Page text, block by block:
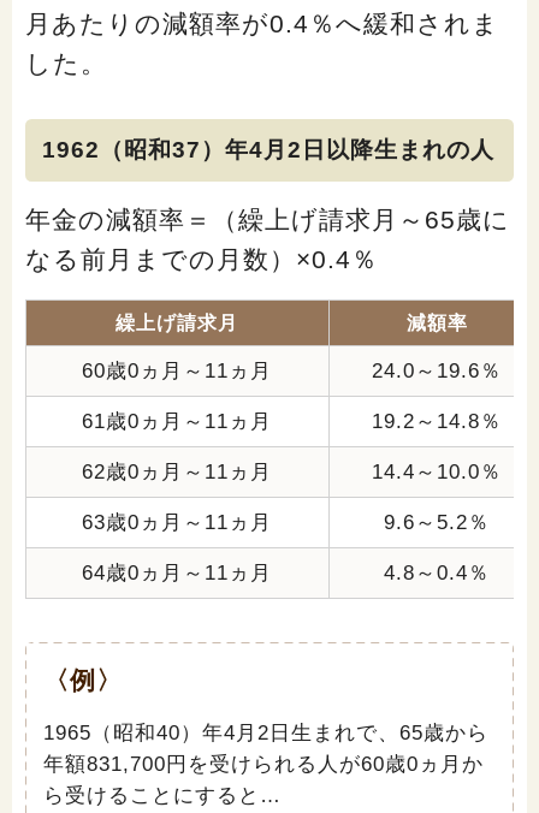
月あたりの減額率が0.4％へ緩和されま
した。
1962（昭和37）年4月2日以降生まれの人
年金の減額率＝（繰上げ請求月～65歳に
なる前月までの月数）×0.4％
繰上げ請求月 減額率
60歳0ヵ月～11ヵ月 24.0～19.6％
61歳0ヵ月～11ヵ月 19.2～14.8％
62歳0ヵ月～11ヵ月 14.4～10.0％
63歳0ヵ月～11ヵ月 9.6～5.2％
64歳0ヵ月～11ヵ月 4.8～0.4％
〈例〉
1965（昭和40）年4月2日生まれで、65歳から
年額831,700円を受けられる人が60歳0ヵ月か
ら受けることにすると…